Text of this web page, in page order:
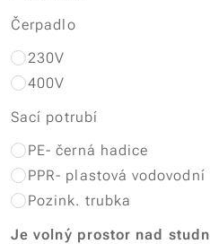
Čerpadlo
230V
400V
Sací potrubí
PE- černá hadice
PPR- plastová vodovodní
Pozink. trubka
Je volný prostor nad